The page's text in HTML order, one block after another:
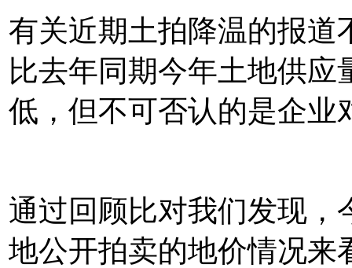
有关近期土拍降温的报道
比去年同期今年土地供
低，但不可否认的是企业
通过回顾比对我们发现，
地公开拍卖的地价情况来